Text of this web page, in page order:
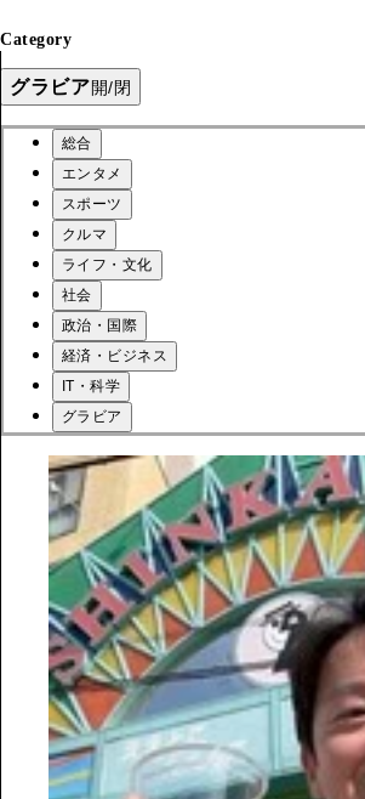
Category
グラビア開/閉
総合
エンタメ
スポーツ
クルマ
ライフ・文化
社会
政治・国際
経済・ビジネス
IT・科学
グラビア